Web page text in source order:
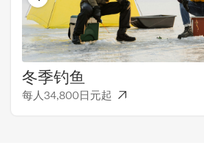
冬季钓鱼
每人34,800日元起